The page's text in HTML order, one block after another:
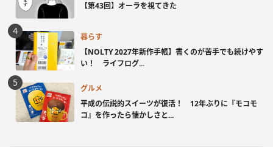
【第43回】オーラを視てきた
暮らす
【NOLTY 2027年新作手帳】書くのが苦手でも続けやす
い！ ライフログ...
グルメ
平成の伝説的スイーツが復活！ 12年ぶりに『モコモ
コ』を作ったら懐かしさと...